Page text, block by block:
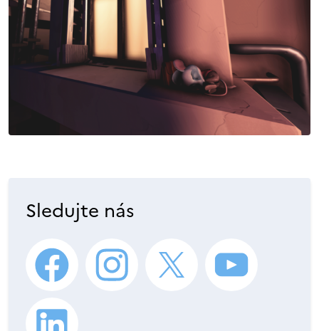
Sledujte nás